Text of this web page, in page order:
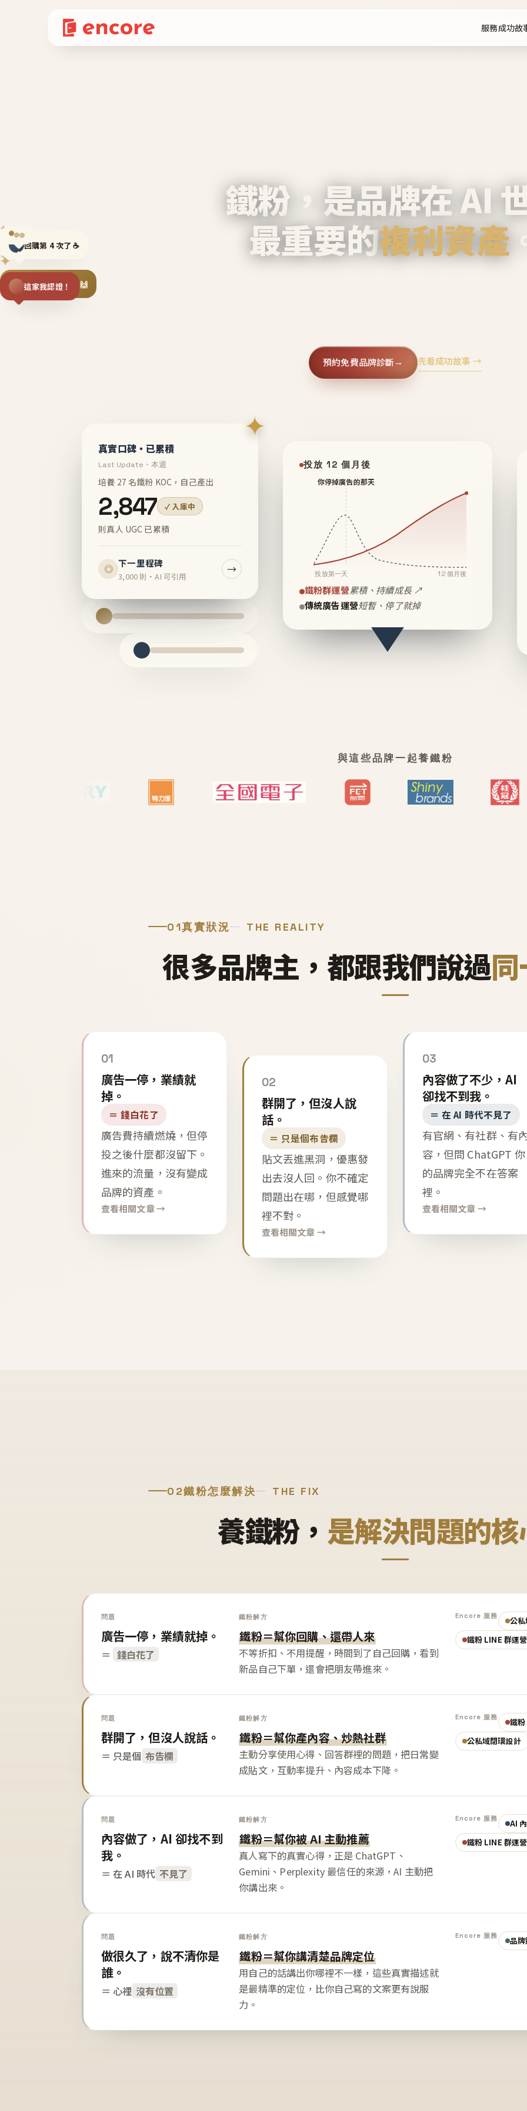
服務成功故
✦
✦
✦
回購第 4 次了 ☕
揪同事一起團購 🙌
這家我認證！
鐵粉，是品牌在 AI
最重要的複利資產
預約免費品牌診斷→ 先看成功故事 →
✦
真實口碑・已累積
Last Update・本週
培養 27 名鐵粉 KOC，自己產出
2,847 ✓ 入庫中
則真人 UGC 已累積
◎ 下一里程碑
3,000 則・AI 可引用
→
投放 12 個月後
你停掉廣告的那天
投放第一天 12 個月後
鐵粉群運營累積、持續成長 ↗
傳統廣告運營短暫、停了就掉
與這些品牌一起養鐵粉
01真實狀況 THE REALITY
很多品牌主，都跟我們說過同
01
廣告一停，業績就
掉。
＝ 錢白花了
廣告費持續燃燒，但停
投之後什麼都沒留下。
進來的流量，沒有變成
品牌的資產。
查看相關文章 →
02
群開了，但沒人說
話。
＝ 只是個布告欄
貼文丟進黑洞，優惠發
出去沒人回。你不確定
問題出在哪，但感覺哪
裡不對。
查看相關文章 →
03
內容做了不少，AI
卻找不到我。
＝ 在 AI 時代不見了
有官網、有社群、有
容，但問 ChatGPT 你
的品牌完全不在答案
裡。
查看相關文章 →
02鐵粉怎麼解決 THE FIX
養鐵粉， 是解決問題的
問題
廣告一停，業績就掉。
＝ 錢白花了
鐵粉解方
鐵粉＝幫你回購、還帶人來
不等折扣、不用提醒，時間到了自己回購，看到
新品自己下單，還會把朋友帶進來。
Encore 服務
公
鐵粉 LINE 群運營
問題
群開了，但沒人說話。
＝ 只是個 布告欄
鐵粉解方
鐵粉＝幫你產內容、炒熱社群
主動分享使用心得、回答群裡的問題，把日常變
成貼文，互動率提升、內容成本下降。
Encore 服務
鐵
公私域閉環設計
問題
內容做了，AI 卻找不到
我。
＝ 在 AI 時代 不見了
鐵粉解方
鐵粉＝幫你被 AI 主動推薦
真人寫下的真實心得，正是 ChatGPT、
Gemini、Perplexity 最信任的來源，AI 主動把
你講出來。
Encore 服務
AI
鐵粉 LINE 群運營
問題
做很久了，說不清你是
誰。
＝ 心裡 沒有位置
鐵粉解方
鐵粉＝幫你講清楚品牌定位
用自己的話講出你哪裡不一樣，這些真實描述就
是最精準的定位，比你自己寫的文案更有說服
力。
Encore 服務 品